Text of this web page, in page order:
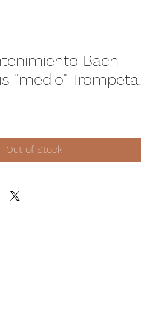
Bach
"medio"-Trompeta.
Out of Stock